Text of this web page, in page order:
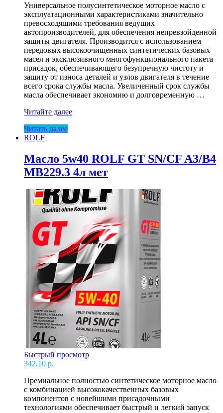
Универсальное полусинтетическое моторное масло с
эксплуатационными характеристиками значительно
превосходящими требования ведущих
автопроизводителей, для обеспечения непревзойденной
защиты двигателя. Производится с использованием
передовых высокоочищенных синтетических базовых
масел и эксклюзивного многофункционального пакета
присадок, обеспечивающего безупречную чистоту и
защиту от износа деталей и узлов двигателя в течение
всего срока службы масла. Увеличенный срок службы
масла обеспечивает экономию и долговременную …
Масло
ROLF
Krafton
U
Полусинт
E7-
20л
Читайте далее
Читать далее
ROLF
Масло 5w40 ROLF GT SN/CF A3/B4
MB229.3 4л мет
Быстрый просмотр
342,10 р.
Премиальное полностью синтетическое моторное масло
с комбинацией высококачественных базовых
компонентов с новейшими присадочными
технологиями обеспечивает быстрый и легкий запуск